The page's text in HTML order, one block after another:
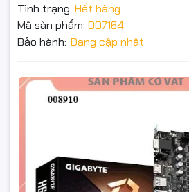
Tình trạng: Hết hàng
Mã sản phẩm: 007164
Bảo hành: Đang cập nhật
Supports: up to PCIe 4.0 x16
1x PCIe x1 slot (From H610 chipset)
Ổ cứng hỗ trợ: 4x SATA 6Gb/s ports
Supports 2242/ 2260/ 2280 storage
Main Asus Prime H510M-K -
1.900.000₫
Đặt trước sản phẩm để nhận
nhé